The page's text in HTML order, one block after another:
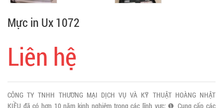
Mực in Ux 1072
Liên hệ
CÔNG TY TNHH THƯƠNG MẠI DỊCH VỤ VÀ KỸ THUẬT HOÀNG NHẬT
KIỀU đã có hơn 10 năm kinh nghiệm trong các lĩnh vực: ❶ Cung cấp các